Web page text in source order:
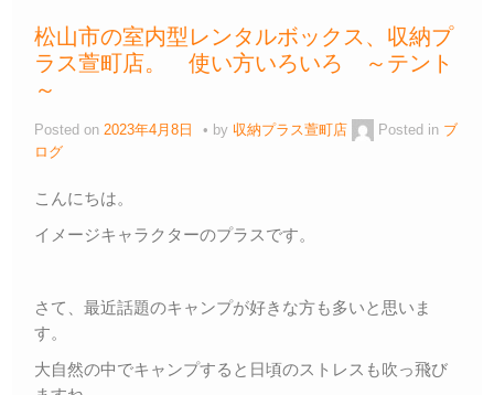
b
o
k
a
Li
n
松山市の室内型レンタルボックス、収納プ
ラス萱町店。 使い方いろいろ ～テント
～
Posted on 2023年4月8日 by 収納プラス萱町店 Posted in ブ
ログ
こんにちは。
イメージキャラクターのプラスです。
さて、最近話題のキャンプが好きな方も多いと思いま
す。
大自然の中でキャンプすると日頃のストレスも吹っ飛び